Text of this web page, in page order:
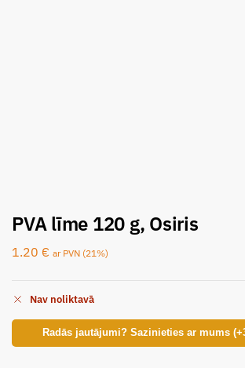
PVA līme 120 g, Osiris
1.20 € ar PVN (21%)
Nav noliktavā
Radās jautājumi? Sazinieties ar mums